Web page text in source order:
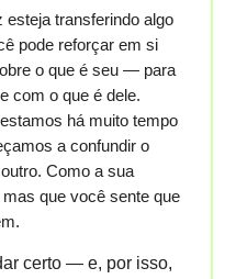
transferindo algo
pode reforçar em si
o que é seu — para
com o que é dele.
há muito tempo
a confundir o
Como a sua
que você sente que
certo — e, por isso,